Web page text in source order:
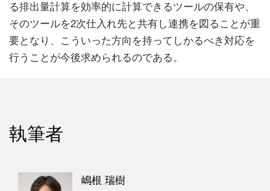
る排出量計算を効率的に計算できるツールの保有や、
そのツールを2次仕入れ先と共有し連携を図ることが重
要となり、こういった方向を持ってしかるべき対応を
行うことが今後求められるのである。
執筆者
嶋根 瑞樹